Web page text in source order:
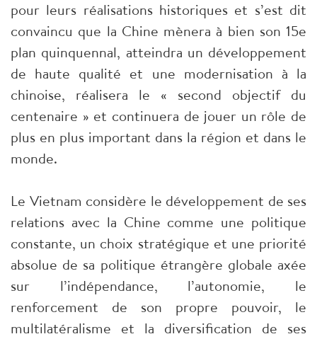
pour leurs réalisations historiques et s’est dit
convaincu que la Chine mènera à bien son 15e
plan quinquennal, atteindra un développement
de haute qualité et une modernisation à la
chinoise, réalisera le « second objectif du
centenaire » et continuera de jouer un rôle de
plus en plus important dans la région et dans le
monde.
Le Vietnam considère le développement de ses
relations avec la Chine comme une politique
constante, un choix stratégique et une priorité
absolue de sa politique étrangère globale axée
sur l’indépendance, l’autonomie, le
renforcement de son propre pouvoir, le
multilatéralisme et la diversification de ses